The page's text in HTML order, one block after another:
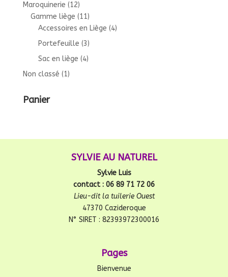
Maroquinerie (12)
Gamme liège (11)
Accessoires en Liège (4)
Portefeuille (3)
Sac en liège (4)
Non classé (1)
Panier
SYLVIE AU NATUREL
Sylvie Luis
contact : 06 89 71 72 06
Lieu-dit la tuilerie Ouest
47370 Cazideroque
N° SIRET : 82393972300016
Pages
Bienvenue